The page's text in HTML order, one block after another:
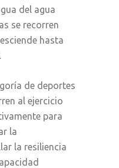
del agua
se recorren
hasta
de deportes
al ejercicio
para
la
la resiliencia